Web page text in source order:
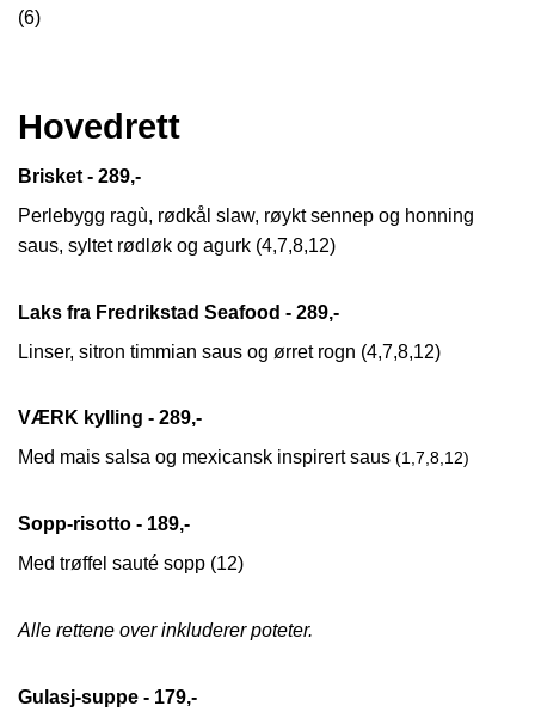
(6)
Hovedrett
Brisket - 289,-
Perlebygg ragù, rødkål slaw, røykt sennep og honning
saus, syltet rødløk og agurk (4,7,8,12)
Laks fra Fredrikstad Seafood - 289,-
Linser, sitron timmian saus og ørret rogn (4,7,8,12)
VÆRK kylling - 289,-
Med mais salsa og mexicansk inspirert saus (1,7,8,12)
Sopp-risotto - 189,-
Med trøffel sauté sopp (12)
Alle rettene over inkluderer poteter.
Gulasj-suppe - 179,-